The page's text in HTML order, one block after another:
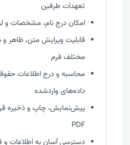
تعهدات طرفین
امکان درج نام، مشخصات و
قابلیت ویرایش متن،
مختلف فرم
محاسبه و درج اطلاعات
داده‌های واردشده
پیش‌نمایش، چاپ و ذخیره
PDF
دسترسی آسان به اطلاعات و